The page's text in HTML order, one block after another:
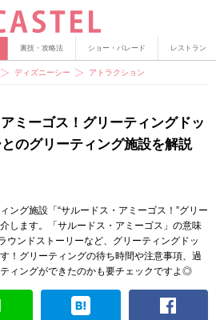
裏技・攻略法 ショー・パレード レストラン
ディズニーシー アトラクション
ミーゴス！グリーティングドッ
のグリーティング施設を解説
ング施設「“サルードス・アミーゴス！”グリー
します。「サルードス・アミーゴス」の意味
ウンドストーリーなど、グリーティングドッ
！グリーティングの待ち時間や注意事項、過
ィングができたのかも要チェックですよ◎